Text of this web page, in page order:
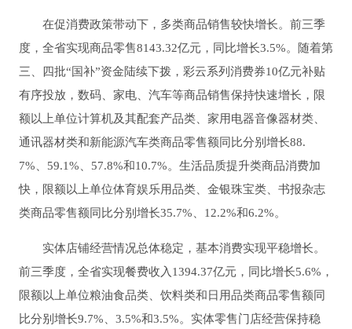
在促消费政策带动下，多类商品销售较快增长。前三季
度，全省实现商品零售8143.32亿元，同比增长3.5%。随着第
三、四批“国补”资金陆续下拨，彩云系列消费券10亿元补贴
有序投放，数码、家电、汽车等商品销售保持快速增长，限
额以上单位计算机及其配套产品类、家用电器音像器材类、
通讯器材类和新能源汽车类商品零售额同比分别增长88.
7%、59.1%、57.8%和10.7%。生活品质提升类商品消费加
快，限额以上单位体育娱乐用品类、金银珠宝类、书报杂志
类商品零售额同比分别增长35.7%、12.2%和6.2%。
实体店铺经营情况总体稳定，基本消费实现平稳增长。
前三季度，全省实现餐费收入1394.37亿元，同比增长5.6%，
限额以上单位粮油食品类、饮料类和日用品类商品零售额同
比分别增长9.7%、3.5%和3.5%。实体零售门店经营保持稳